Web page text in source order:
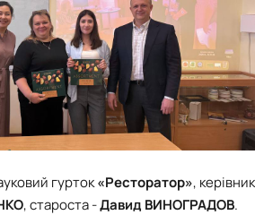
гурток«Ресторатор», керівник
, староста -Давид ВИНОГРАДОВ.